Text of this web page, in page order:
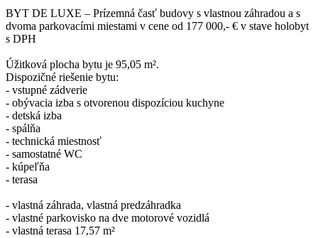
BYT DE LUXE – Prízemná časť budovy s vlastnou záhradou a s
dvoma parkovacími miestami v cene od 177 000,- € v stave holobyt
s DPH
Úžitková plocha bytu je 95,05 m².
Dispozičné riešenie bytu:
- vstupné zádverie
- obývacia izba s otvorenou dispozíciou kuchyne
- detská izba
- spálňa
- technická miestnosť
- samostatné WC
- kúpeľňa
- terasa
- vlastná záhrada, vlastná predzáhradka
- vlastné parkovisko na dve motorové vozidlá
- vlastná terasa 17,57 m²